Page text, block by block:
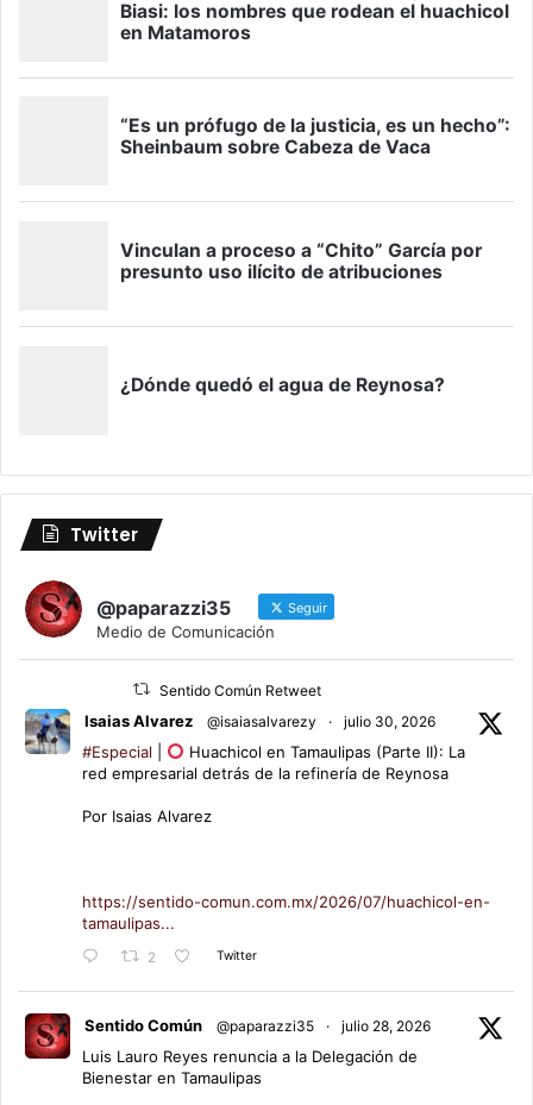
Twitter
@paparazzi35 Seguir
Medio de Comunicación
Sentido Común Retweet
Isaias Alvarez @isaiasalvarezy · julio 30, 2026
#Especial
Huachicol en Tamaulipas (Parte II): La
red empresarial detrás de la refinería de Reynosa
Por Isaias Alvarez
https://sentido-comun.com.mx/2026/07/huachicol-en-
tamaulipas...
2 Twitter
Sentido Común @paparazzi35 · julio 28, 2026
Luis Lauro Reyes renuncia a la Delegación de
Bienestar en Tamaulipas